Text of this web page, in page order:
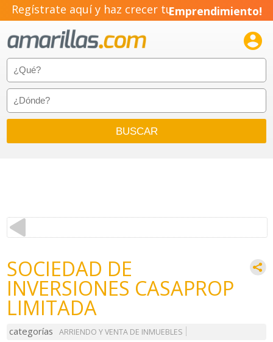
Regístrate aquí y haz crecer tuEmprendimiento!

SOCIEDAD DE
INVERSIONES CASAPROP
LIMITADA
categorías
ARRIENDO Y VENTA DE INMUEBLES